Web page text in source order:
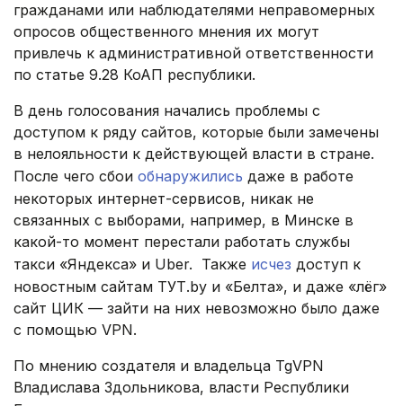
гражданами или наблюдателями неправомерных
опросов общественного мнения их могут
привлечь к административной ответственности
по статье 9.28 КоАП республики.
В день голосования начались проблемы с
доступом к ряду сайтов, которые были замечены
в нелояльности к действующей власти в стране.
После чего сбои обнаружились даже в работе
некоторых интернет-сервисов, никак не
связанных с выборами, например, в Минске в
какой-то момент перестали работать службы
такси «Яндекса» и Uber. Также исчез доступ к
новостным сайтам ТУТ.by и «Белта», и даже «лёг»
сайт ЦИК — зайти на них невозможно было даже
с помощью VPN.
По мнению создателя и владельца TgVPN
Владислава Здольникова, власти Республики